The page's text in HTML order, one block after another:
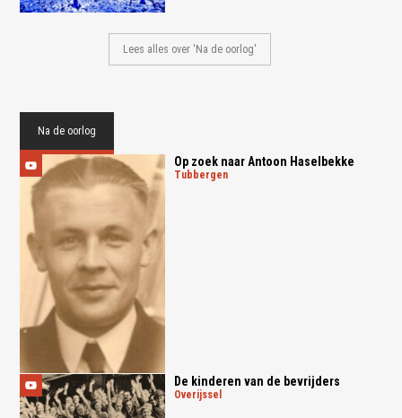
Lees alles over 'Na de oorlog'
Na de oorlog
Op zoek naar Antoon Haselbekke
tubbergen
De kinderen van de bevrijders
overijssel